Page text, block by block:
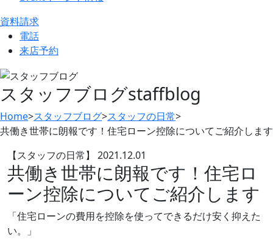
資料請求
電話
来店予約
スタッフブログstaffblog
Home>スタッフブログ>スタッフの日常>
共働き世帯に朗報です！住宅ローン控除についてご紹介します
【スタッフの日常】 2021.12.01
共働き世帯に朗報です！住宅ロ
ーン控除についてご紹介します
「住宅ローンの費用を控除を使ってできるだけ安く抑えた
い。」